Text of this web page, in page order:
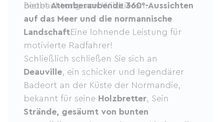
Beobachtung von Wildtieren.
bietetAtemberaubende 360°-Aussichten
auf das Meer und die normannische
LandschaftEine lohnende Leistung für
motivierte Radfahrer!
Schließlich schließen Sie sich an
Deauville, ein schicker und legendärer
Badeort an der Küste der Normandie,
bekannt für seine Holzbretter, Sein
Strände, gesäumt von bunten